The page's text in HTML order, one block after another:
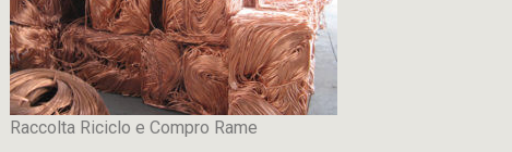
Raccolta Riciclo e Compro Rame